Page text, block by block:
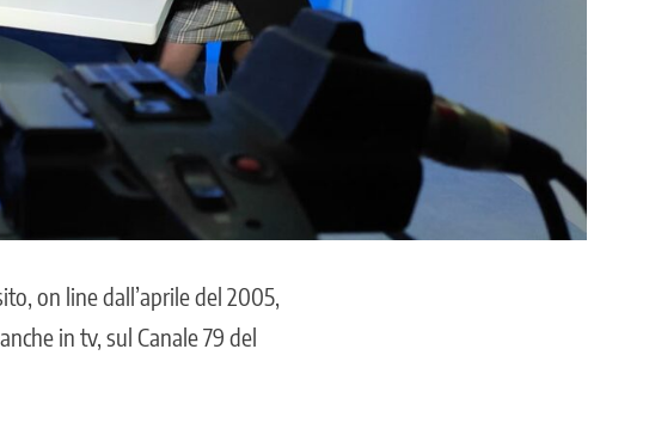
on line dall’aprile del 2005,
in tv, sul Canale 79 del